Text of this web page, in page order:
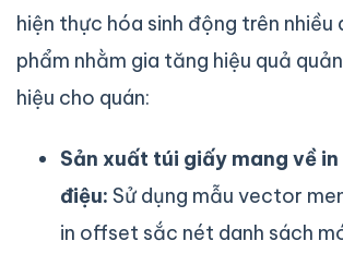
hiện thực hóa sinh động trên nhiều
phẩm nhằm gia tăng hiệu quả
hiệu cho quán:
Sản xuất túi giấy mang về
điệu: Sử dụng mẫu vector
in offset sắc nét danh sách